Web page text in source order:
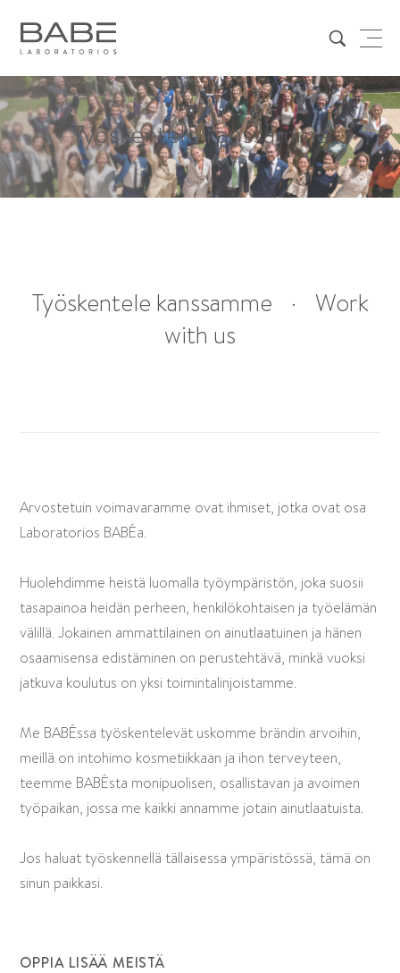
Työskentele kanssamme
Työskentele kanssamme ·
Work
with us
OPPIA LISÄÄ MEISTÄ
Arvostetuin voimavaramme ovat ihmiset, jotka ovat osa
Laboratorios BABÉa.
Huolehdimme heistä luomalla työympäristön, joka suosii
tasapainoa heidän perheen, henkilökohtaisen ja työelämän
välillä. Jokainen ammattilainen on ainutlaatuinen ja hänen
osaamisensa edistäminen on perustehtävä, minkä vuoksi
jatkuva koulutus on yksi toimintalinjoistamme.
Me BABÉssa työskentelevät uskomme brändin arvoihin,
meillä on intohimo kosmetiikkaan ja ihon terveyteen,
teemme BABÉsta monipuolisen, osallistavan ja avoimen
työpaikan, jossa me kaikki annamme jotain ainutlaatuista.
Jos haluat työskennellä tällaisessa ympäristössä, tämä on
sinun paikkasi.